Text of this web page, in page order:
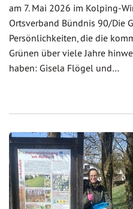
am 7. Mai 2026 im Kolping-
Ortsverband Bündnis 90/Die
Persönlichkeiten, die die
Grünen über viele Jahre
haben: Gisela Flögel und…